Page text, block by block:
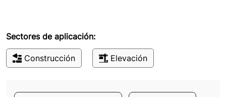
Sectores de aplicación:
Construcción Elevación